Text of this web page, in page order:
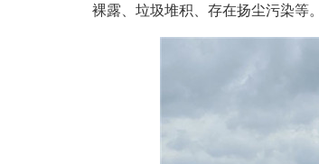
裸露、垃圾堆积、存在扬尘污染等。